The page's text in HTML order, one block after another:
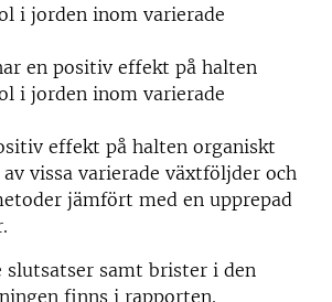
i jorden inom varierade
en positiv effekt på halten
i jorden inom varierade
effekt på halten organiskt
vissa varierade växtföljder och
jämfört med en upprepad
slutsatser samt brister i den
finns i rapporten.